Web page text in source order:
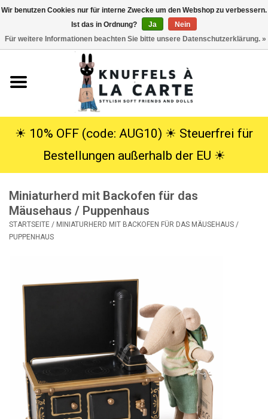
Kuscheltiere
SALE
Geschenke
Lookbooks
Marken
☀︎ 10% OFF (code: AUG10) ☀︎ Steuerfrei für
Bestellungen außerhalb der EU ☀︎
Miniaturherd mit Backofen für das
Mäusehaus / Puppenhaus
STARTSEITE / MINIATURHERD MIT BACKOFEN FÜR DAS MÄUSEHAUS /
PUPPENHAUS
Wir benutzen Cookies nur für interne Zwecke um den Webshop zu verbessern.
Ist das in Ordnung?
Ja
Nein
Für weitere Informationen beachten Sie bitte unsere Datenschutzerklärung. »